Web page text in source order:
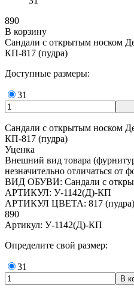
890
В корзину
Сандали с открытым носком
КП-817 (пудра)
Доступные размеры:
31
Сандали с открытым носком
КП-817 (пудра)
Уценка
Внешний вид товара
незначительно отличаться от
ВИД ОБУВИ: Сандали с
АРТИКУЛ: У-1142(Д)-КП
АРТИКУЛ ЦВЕТА: 817 (пудра)
890
Артикул: У-1142(Д)-КП
Определите свой размер:
31